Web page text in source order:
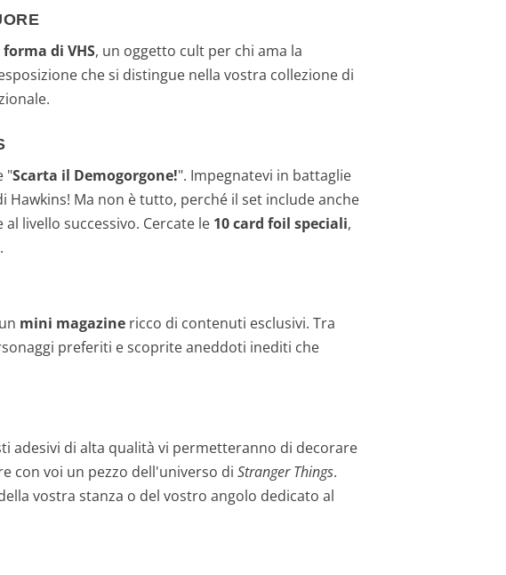
di VHS, un oggetto cult per chi ama la
che si distingue nella vostra collezione di
"Scarta il Demogorgone!". Impegnatevi in battaglie
Ma non è tutto, perché il set include anche
livello successivo. Cercate le 10 card foil speciali,
mini magazine ricco di contenuti esclusivi. Tra
preferiti e scoprite aneddoti inediti che
adesivi di alta qualità vi permetteranno di decorare
con voi un pezzo dell'universo di Stranger Things.
vostra stanza o del vostro angolo dedicato al